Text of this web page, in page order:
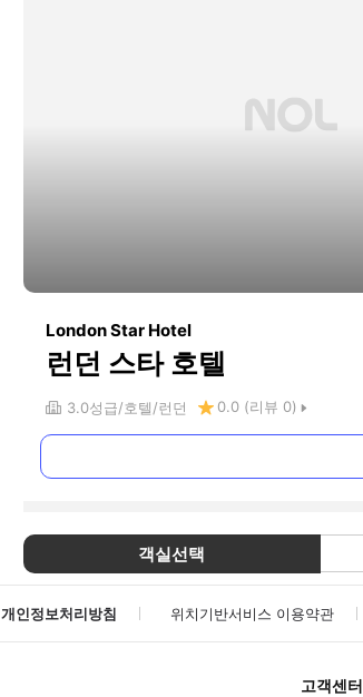
London Star Hotel
런던 스타 호텔
3.0성급 호텔 런던 0.0 (리뷰 0)
객실선택
개인정보처리방침 위치기반서비스 이용약관
고객센터